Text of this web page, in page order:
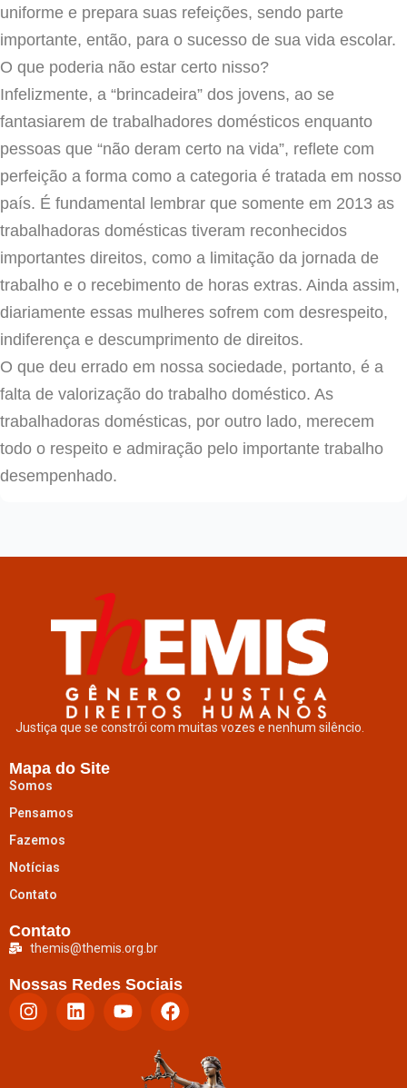
uniforme e prepara suas refeições, sendo parte
importante, então, para o sucesso de sua vida escolar.
O que poderia não estar certo nisso?
Infelizmente, a “brincadeira” dos jovens, ao se
fantasiarem de trabalhadores domésticos enquanto
pessoas que “não deram certo na vida”, reflete com
perfeição a forma como a categoria é tratada em nosso
país. É fundamental lembrar que somente em 2013 as
trabalhadoras domésticas tiveram reconhecidos
importantes direitos, como a limitação da jornada de
trabalho e o recebimento de horas extras. Ainda assim,
diariamente essas mulheres sofrem com desrespeito,
indiferença e descumprimento de direitos.
O que deu errado em nossa sociedade, portanto, é a
falta de valorização do trabalho doméstico. As
trabalhadoras domésticas, por outro lado, merecem
todo o respeito e admiração pelo importante trabalho
desempenhado.
Justiça que se constrói com muitas vozes e nenhum silêncio.
Mapa do Site
Somos
Pensamos
Fazemos
Notícias
Contato
Contato
themis@themis.org.br
Nossas Redes Sociais